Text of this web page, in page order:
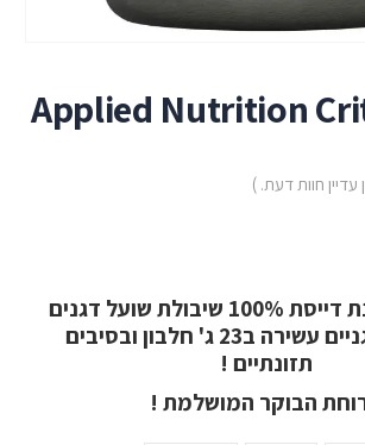
Applied Nutrition
עדיין חוות דעת. )
תערובת להכנת דייסת 100% שיבולת שועל דגנים
מלאים אורגניים עשירה ב23 ג' חלבון ובסיבים
תזונתיים !
הבוקר המושלמת !